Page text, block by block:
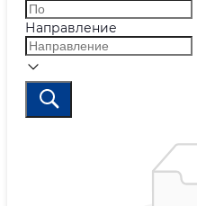
Направление